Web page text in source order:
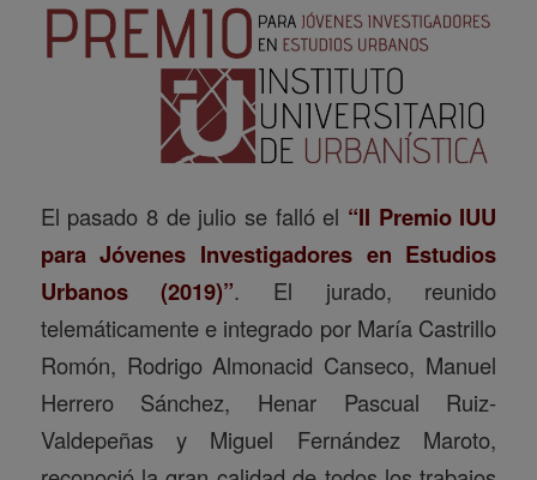
El pasado 8 de julio se falló el “II Premio IUU
para Jóvenes Investigadores en Estudios
Urbanos (2019)”. El jurado, reunido
telemáticamente e integrado por María Castrillo
Romón, Rodrigo Almonacid Canseco, Manuel
Herrero Sánchez, Henar Pascual Ruiz-
Valdepeñas y Miguel Fernández Maroto,